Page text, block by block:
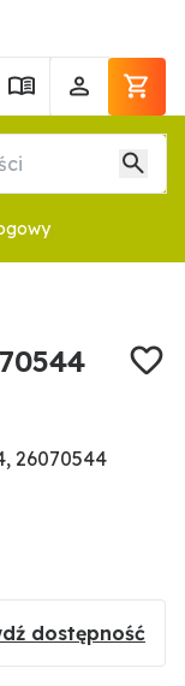
26070544
dostępność